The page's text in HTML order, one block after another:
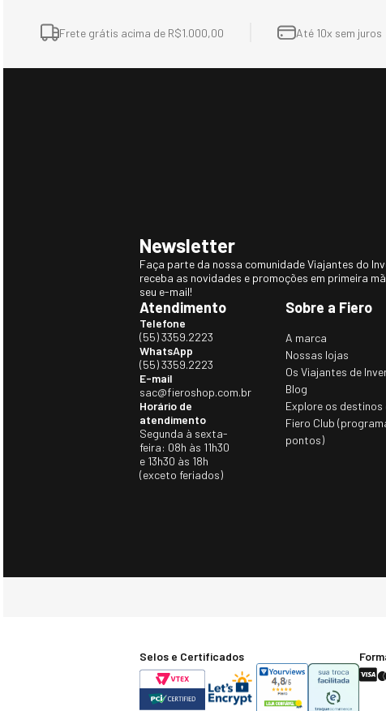
Frete grátis acima de R$1.000,00
Até 10x sem juros
Newsletter
Faça parte da nossa comunidade Viajantes do
receba as novidades e promoções em primeira
seu e-mail!
Atendimento
Telefone
(55) 3359.2223
WhatsApp
(55) 3359.2223
E-mail
sac@fieroshop.com.br
Horário de
atendimento
Segunda à sexta-
feira: 08h às 11h30
e 13h30 às 18h
(exceto feriados)
Sobre a Fiero
A marca
Nossas lojas
Os Viajantes de
Blog
Explore os destinos
Fiero Club
pontos)
Selos e Certificados